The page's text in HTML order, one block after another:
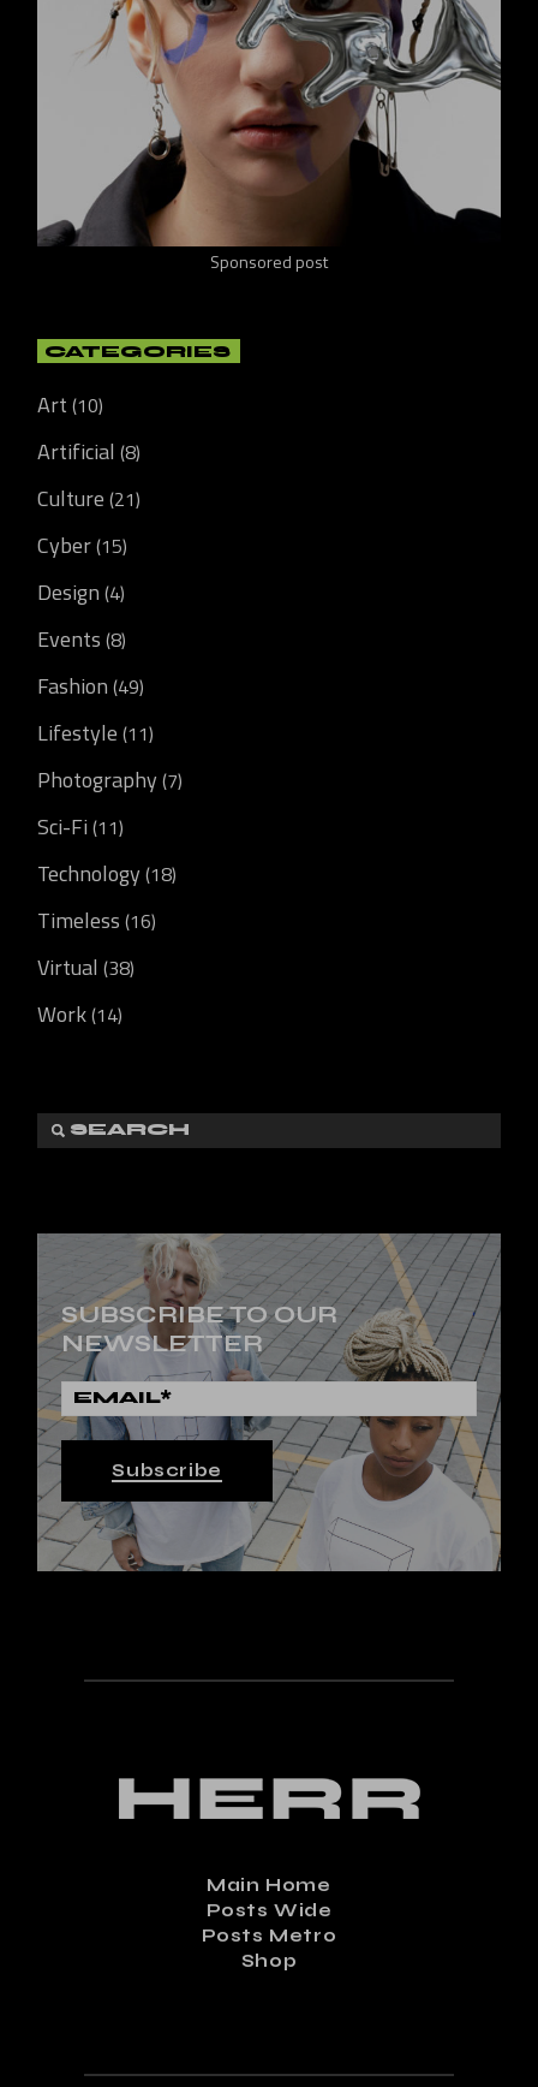
Sponsored post
CATEGORIES
Art (10)
Artificial (8)
Culture (21)
Cyber(15)
Design (4)
Events (8)
Fashion (49)
Lifestyle (11)
Photography (7)
Sci-Fi (11)
Technology (18)
Timeless (16)
Virtual (38)
Work(14)
SUBSCRIBE TO OUR
NEWSLETTER
Subscribe
Main Home
Posts Wide
Posts Metro
Shop